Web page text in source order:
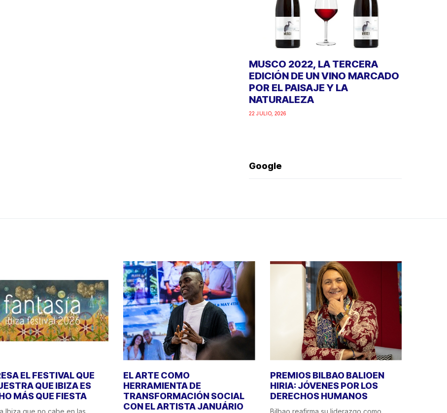
MUSCO 2022, LA TERCERA
EDICIÓN DE UN VINO MARCADO
POR EL PAISAJE Y LA
NATURALEZA
22 JULIO, 2026
Google
EL FESTIVAL QUE
QUE IBIZA ES
MÁS QUE FIESTA
Ibiza que no cabe en las
EL ARTE COMO
HERRAMIENTA DE
TRANSFORMACIÓN SOCIAL
CON EL ARTISTA JANUÁRIO
PREMIOS BILBAO BALIOEN
HIRIA: JÓVENES POR LOS
DERECHOS HUMANOS
Bilbao reafirma su liderazgo como